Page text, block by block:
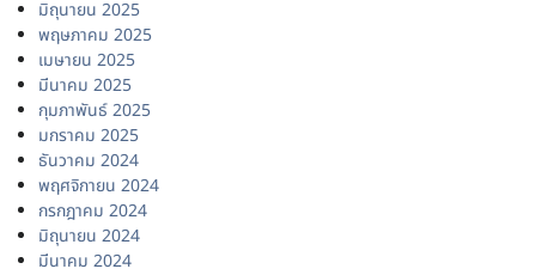
มิถุนายน 2025
พฤษภาคม 2025
เมษายน 2025
มีนาคม 2025
กุมภาพันธ์ 2025
มกราคม 2025
ธันวาคม 2024
พฤศจิกายน 2024
กรกฎาคม 2024
มิถุนายน 2024
มีนาคม 2024